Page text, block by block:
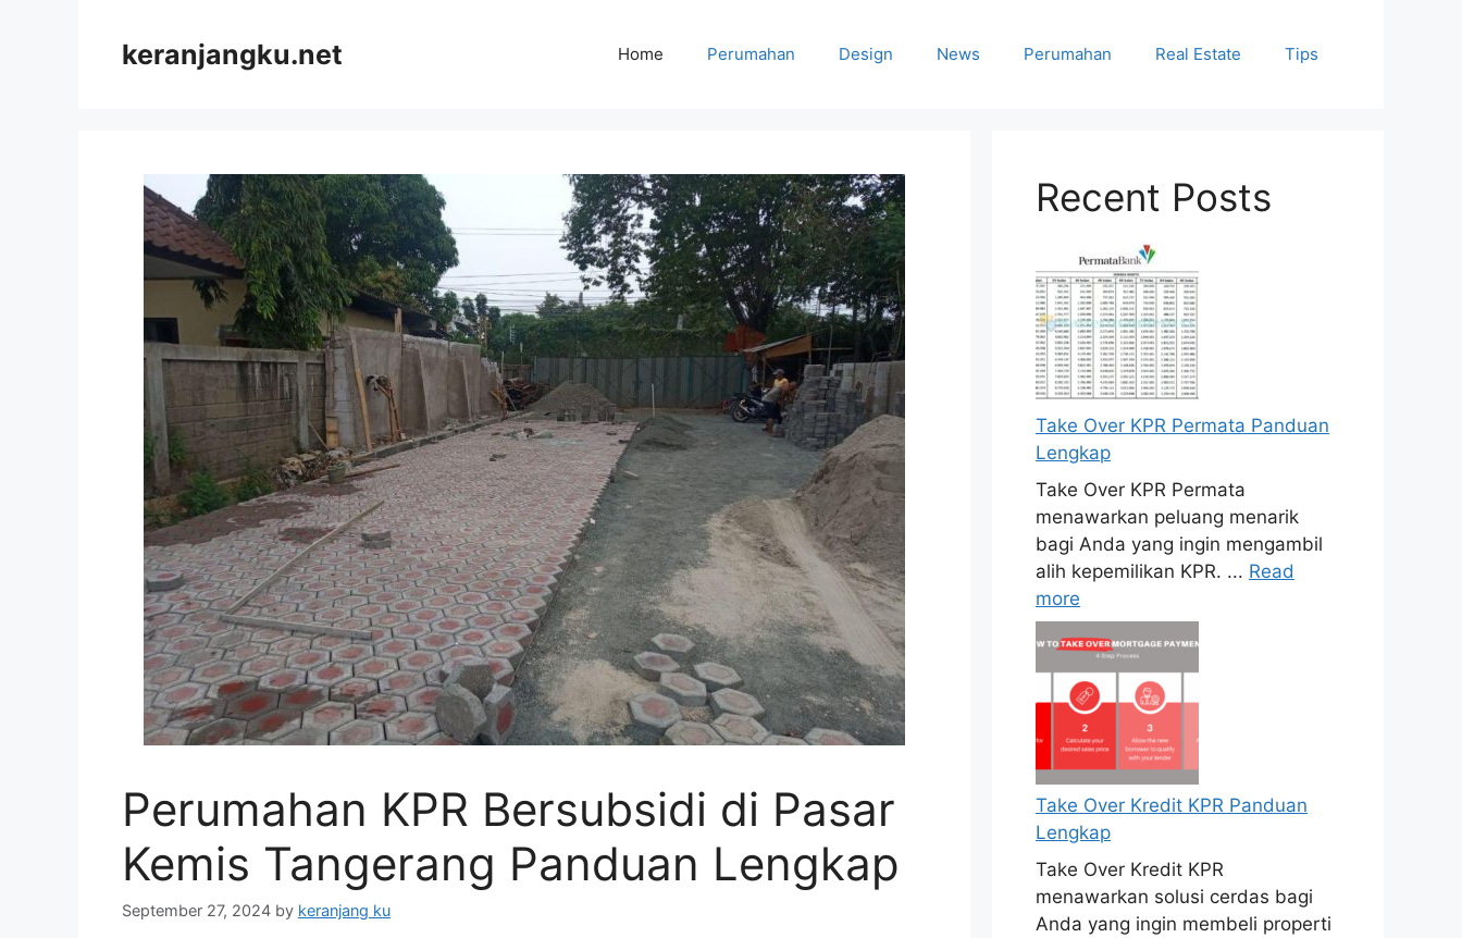
keranjangku.net Home Perumahan Design News Perumahan Real Estate Tips
Perumahan KPR Bersubsidi di Pasar
Kemis Tangerang Panduan Lengkap
September 27, 2024 by keranjang ku
Recent Posts
Take Over KPR Permata Panduan
Lengkap
Take Over KPR Permata
menawarkan peluang menarik
bagi Anda yang ingin mengambil
alih kepemilikan KPR. ... Read
more
Take Over Kredit KPR Panduan
Lengkap
Take Over Kredit KPR
menawarkan solusi cerdas bagi
Anda yang ingin membeli properti